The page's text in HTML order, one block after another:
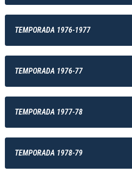
TEMPORADA 1976-1977
TEMPORADA 1976-77
TEMPORADA 1977-78
TEMPORADA 1978-79